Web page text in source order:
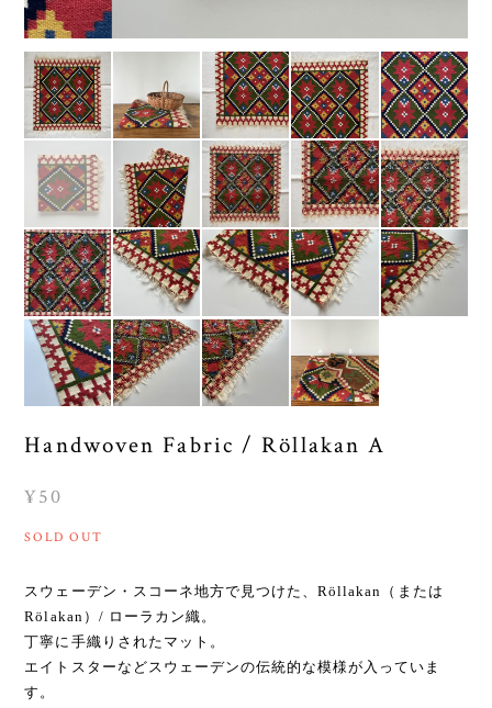
Handwoven Fabric / Röllakan A
¥50
SOLD OUT
スウェーデン・スコーネ地方で見つけた、Röllakan（または
Rölakan）/ ローラカン織。
丁寧に手織りされたマット。
エイトスターなどスウェーデンの伝統的な模様が入っていま
す。